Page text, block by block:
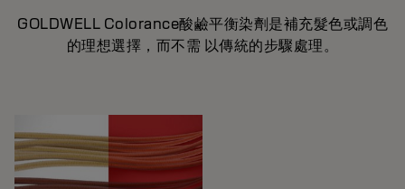
GOLDWELL Colorance酸鹼平衡染劑是補充髮色或調色
的理想選擇，而不需 以傳統的步驟處理。